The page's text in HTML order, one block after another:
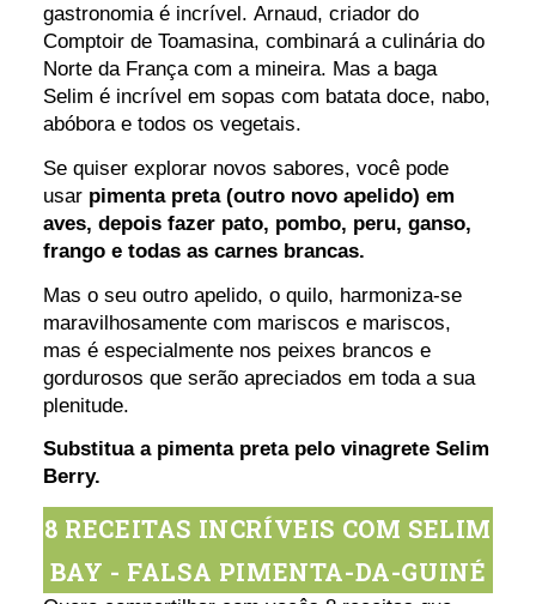
gastronomia é incrível. Arnaud, criador do
Comptoir de Toamasina, combinará a culinária do
Norte da França com a mineira. Mas a baga
Selim é incrível em sopas com batata doce, nabo,
abóbora e todos os vegetais.
Se quiser explorar novos sabores, você pode
usar pimenta preta (outro novo apelido) em
aves, depois fazer pato, pombo, peru, ganso,
frango e todas as carnes brancas.
Mas o seu outro apelido, o quilo, harmoniza-se
maravilhosamente com mariscos e mariscos,
mas é especialmente nos peixes brancos e
gordurosos que serão apreciados em toda a sua
plenitude.
Substitua a pimenta preta pelo vinagrete Selim
Berry.
8 RECEITAS INCRÍVEIS COM SELIM
BAY - FALSA PIMENTA-DA-GUINÉ